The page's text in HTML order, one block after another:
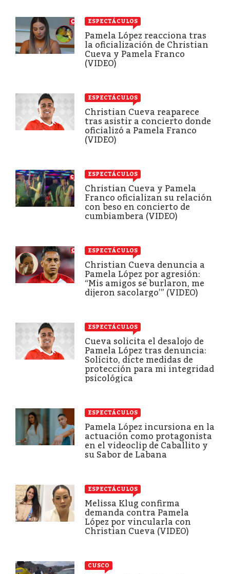
ESPECTÁCULOS
Pamela López reacciona tras
la oficialización de Christian
Cueva y Pamela Franco
(VIDEO)
ESPECTÁCULOS
Christian Cueva reaparece
tras asistir a concierto donde
oficializó a Pamela Franco
(VIDEO)
ESPECTÁCULOS
Christian Cueva y Pamela
Franco oficializan su relación
con beso en concierto de
cumbiambera (VIDEO)
ESPECTÁCULOS
Christian Cueva denuncia a
Pamela López por agresión:
“Mis amigos se burlaron, me
dijeron sacolargo’” (VIDEO)
ESPECTÁCULOS
Cueva solicita el desalojo de
Pamela López tras denuncia:
Solícito, dicte medidas de
protección para mi integridad
psicológica
ESPECTÁCULOS
Pamela López incursiona en la
actuación como protagonista
en el videoclip de Caballito y
su Sabor de Labana
ESPECTÁCULOS
Melissa Klug confirma
demanda contra Pamela
López por vincularla con
Christian Cueva (VIDEO)
CUSCO